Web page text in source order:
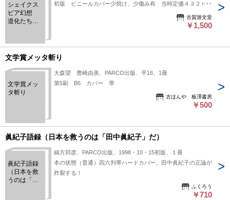
シェイクス
ピア幻想
道化たちの
初版 ビニールカバー少焼け、少傷み有 当時定価４３２６円
古賀游文堂
￥1,500
文学賞メッタ斬り
文学賞メッ
タ斬り
大森望 豊崎由美、PARCO出版、平16、1冊
第5刷 B6 カバー 帯
古ほんや 板澤書房
￥500
眞紀子語録（日本を救うのは「田中眞紀子」だ）
眞紀子語録
（日本を救
うのは「田
緒方邦彦、PARCO出版、1998・10・15初版、１冊
本の状態（普通）四六判帯ハードカバー。田中眞紀子の正論が
炸裂する！
ふくろう
￥710